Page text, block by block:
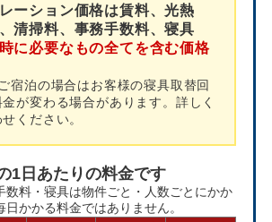
ーション価格は賃料、光熱
清掃料、事務手数料、寝具
に必要なもの全てを含む価格
宿泊の場合はお客様の寝具取替回
が変わる場合があります。詳しく
ください。
1日あたりの料金です
料・寝具は物件ごと・人数ごとにかか
かかる料金ではありません。